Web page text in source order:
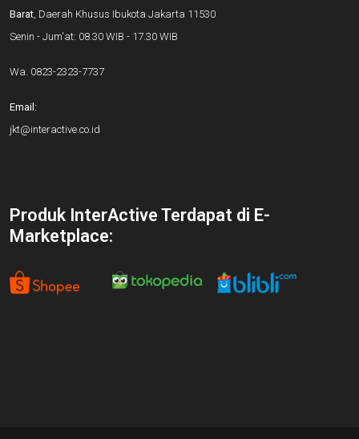
Barat, Daerah Khusus Ibukota Jakarta 11530
Senin - Jum'at: 08.30 WIB - 17.30 WIB
Wa. 0823-2323-7737
Email:
jkt@interactive.co.id
Produk InterActive Terdapat di E-
Marketplace: